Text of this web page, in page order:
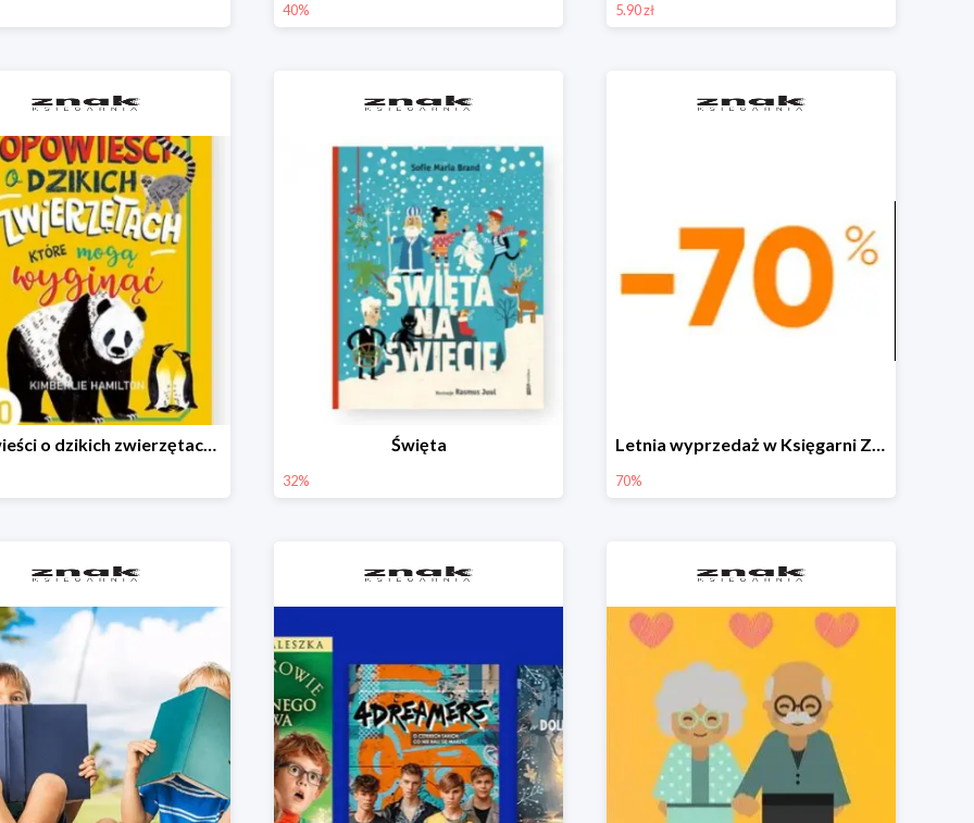
40% 5.90 zł
Opowieści o dzikich zwierzętach, które mogą wyginąć. Święta
32%
Letnia wyprzedaż w Księgarni Znak do -70%
70%